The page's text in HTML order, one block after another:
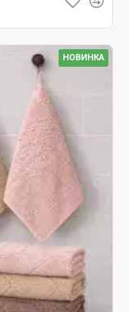
НОВИНКА